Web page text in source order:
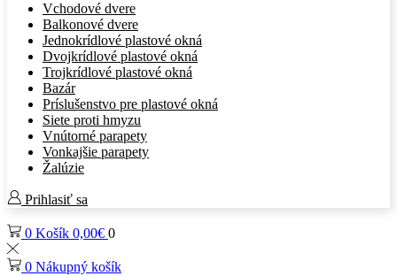
Vchodové dvere
Balkonové dvere
Jednokrídlové plastové okná
Dvojkrídlové plastové okná
Trojkrídlové plastové okná
Bazár
Príslušenstvo pre plastové okná
Siete proti hmyzu
Vnútorné parapety
Vonkajšie parapety
Žalúzie
Prihlasiť sa
0 Košík 0,00€ 0
0 Nákupný košík